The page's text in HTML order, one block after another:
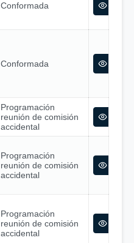
Conformada
Conformada
Programación
reunión de comisión
accidental
Programación
reunión de comisión
accidental
Programación
reunión de comisión
accidental